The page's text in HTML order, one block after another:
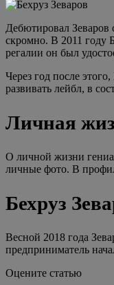
Дебютировал
скромно. В 2011 году
регалии он был
Через год после
развивать лейбл, в
Личная
О личной жизни
личные фото. В
Бехруз
Весной 2018 года
предприниматель
Оцените статью